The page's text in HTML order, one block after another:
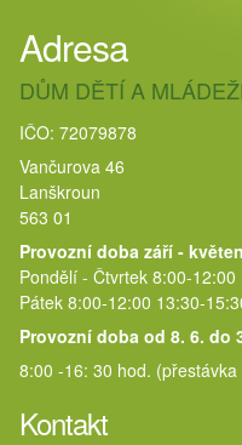
Adresa
DŮM DĚTÍ A
IČO: 72079878
Vančurova 46
Lanškroun
563 01
Provozní doba září -
Pondělí - Čtvrtek 8:00-12:00
Pátek 8:00-12:00 13:30-
Provozní doba od 8. 6. do
8:00 -16: 30 hod.
Kontakt